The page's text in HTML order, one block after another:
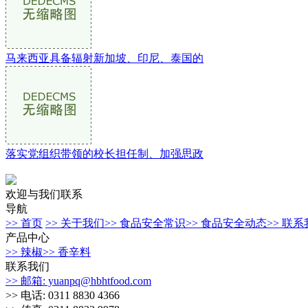
马来西亚具备辐射新加坡、印尼、泰国的
落实党组织带领的校长担任制、加强思政
欢迎与我们联系
导航
>> 首页 >> 关于我们>> 食品安全常识>> 食品安全动态>> 联系
产品中心
>> 辣椒>> 香辛料
联系我们
>> 邮箱: yuanpq@hbhtfood.com
>> 电话: 0311 8830 4366